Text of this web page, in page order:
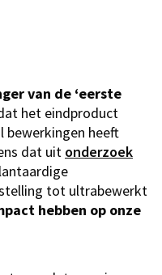
van de ‘eerste
het eindproduct
bewerkingen heeft
dat uit onderzoek
tot ultrabewerkt
hebben op onze